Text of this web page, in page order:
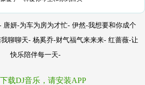
唐妍-为车为房为才忙- 伊然-我想要和你成个
聊聊天- 杨奚乔-财气福气来来来- 红蔷薇-让
快乐陪伴每一天-
载DJ音乐，请安装APP